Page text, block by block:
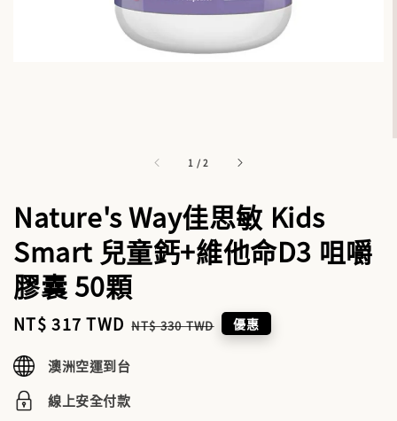
1 /2
Nature's Way佳思敏 Kids
Smart 兒童鈣+維他命D3 咀嚼
膠囊 50顆
Sale
NT$ 317 TWD Regular
NT$ 330 TWD 優惠
澳洲空運到台
線上安全付款